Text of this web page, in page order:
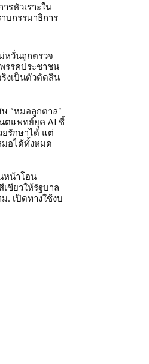
รหัวเราะใน
บกรรมาธิการ
หวั่นถูกตรวจ
รรคประชาชน
งเป็นตัวตัดสิน
“หมอลูกตาล”
ตแพทย์ยุค AI ชี้
ยรักษาได้ แต่
อได้ทั้งหมด
หน้าโอน
ขียวให้รัฐบาล
. เปิดทางใช้งบ